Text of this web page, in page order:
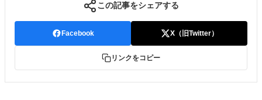
この記事をシェアする
Facebook X（旧Twitter）
リンクをコピー